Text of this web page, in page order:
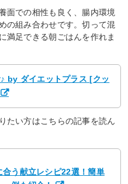
面での相性も良く、腸内環境
の組み合わせです。切って混
満足できる朝ごはんを作れま
by ダイエットプラス [クッ
たい方はこちらの記事を読ん
合う献立レシピ22選！簡単